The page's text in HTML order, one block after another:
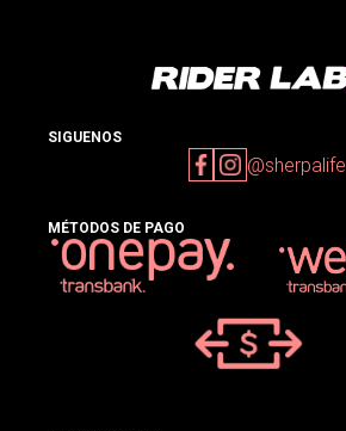
SIGUENOS
@sherpalife
MÉTODOS DE PAGO